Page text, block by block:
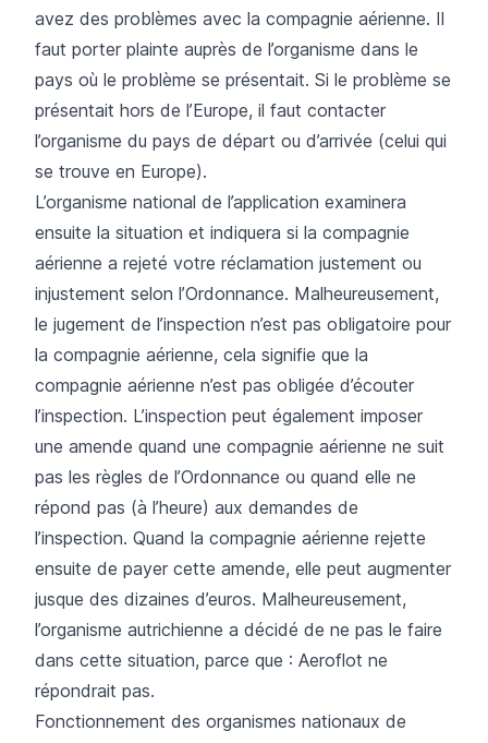
avez des problèmes avec la compagnie aérienne. Il
faut porter plainte auprès de l’organisme dans le
pays où le problème se présentait. Si le problème se
présentait hors de l’Europe, il faut contacter
l’organisme du pays de départ ou d’arrivée (celui qui
se trouve en Europe).
L’organisme national de l’application examinera
ensuite la situation et indiquera si la compagnie
aérienne a rejeté votre réclamation justement ou
injustement selon l’Ordonnance. Malheureusement,
le jugement de l’inspection n’est pas obligatoire pour
la compagnie aérienne, cela signifie que la
compagnie aérienne n’est pas obligée d’écouter
l’inspection. L’inspection peut également imposer
une amende quand une compagnie aérienne ne suit
pas les règles de l’Ordonnance ou quand elle ne
répond pas (à l’heure) aux demandes de
l’inspection. Quand la compagnie aérienne rejette
ensuite de payer cette amende, elle peut augmenter
jusque des dizaines d’euros. Malheureusement,
l’organisme autrichienne a décidé de ne pas le faire
dans cette situation, parce que : Aeroflot ne
répondrait pas.
Fonctionnement des organismes nationaux de